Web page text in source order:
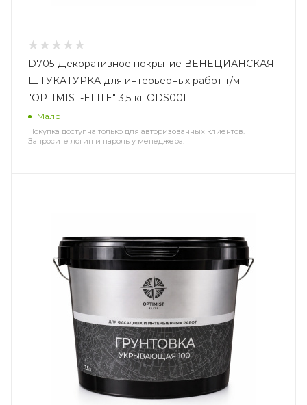
D705 Декоративное покрытие ВЕНЕЦИАНСКАЯ
ШТУКАТУРКА для интерьерных работ т/м
"OPTIMIST-ELITE" 3,5 кг ODS001
Мало
Покупка доступна только для авторизованных клиентов.
Запросите логин и пароль у менеджера.